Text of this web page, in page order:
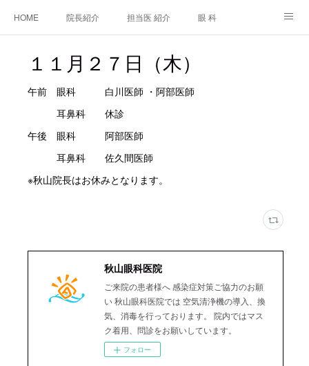
HOME 院長紹介 担当医 紹介 眼 科
アクセス ご相談・お問合せ 施設基準等及び掲示事項について
１１月２７日（木）
午前 眼科 白川医師 ・阿部医師
耳鼻科 休診
午後 眼科 阿部医師
耳鼻科 佐久間医師
※秋山院長はお休みとなります。
秋山眼科医院
ご来院の患者様へ 感染症対策ご協力のお願
い 秋山眼科医院では 空気清浄機の導入、換
気、消毒を行っております。 院内ではマス
ク着用、問診をお願いしています。
フォロー